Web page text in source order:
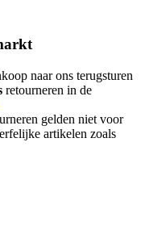
naar ons terugsturen
retourneren in de
gelden niet voor
artikelen zoals